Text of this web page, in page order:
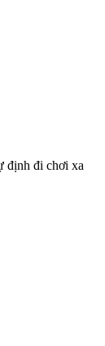
định đi chơi xa